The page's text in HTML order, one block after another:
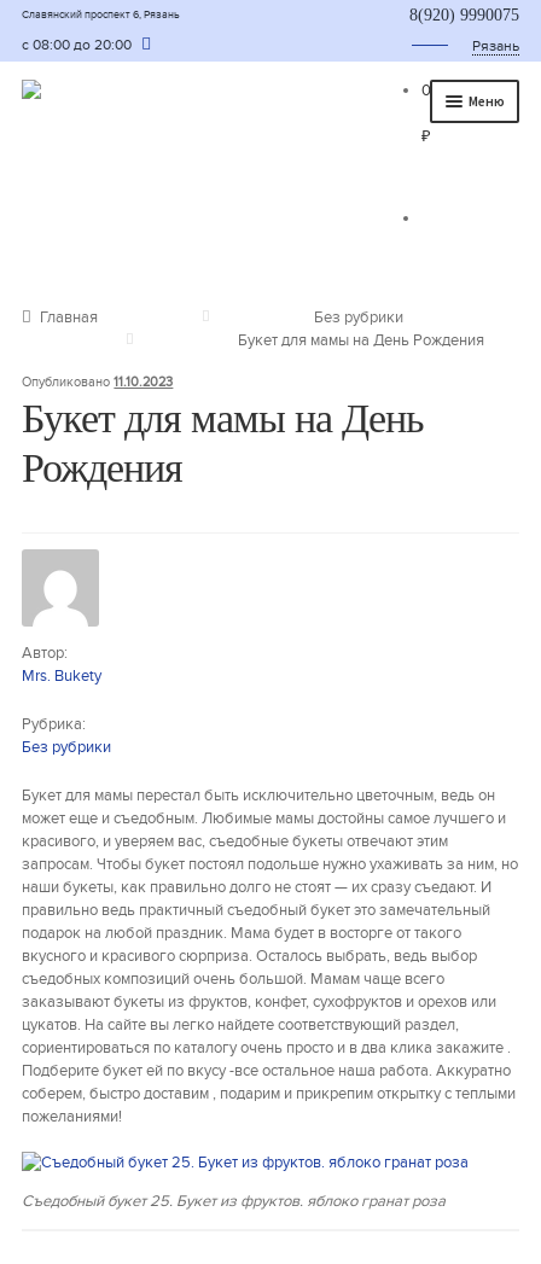
Славянский проспект 6, Рязань
с 08:00 до 20:00
8(920) 9990075
Рязань
Меню
Букеты из клубники и ягод
Овощные букеты
Детские букеты
Съедобные Корзины
Съедобные Боксы Ящики
Букеты из раков и рыбы
Доставка
Фото работ
Контакты
0
₽
Главная
Без рубрики
Букет для мамы на День Рождения
Опубликовано11.10.2023
Букет для мамы на День
Рождения
Автор:
Mrs. Bukety
Рубрика:
Без рубрики
Букет для мамы перестал быть исключительно цветочным, ведь он
может еще и съедобным. Любимые мамы достойны самое лучшего и
красивого, и уверяем вас, съедобные букеты отвечают этим
запросам. Чтобы букет постоял подольше нужно ухаживать за ним, но
наши букеты, как правильно долго не стоят — их сразу съедают. И
правильно ведь практичный съедобный букет это замечательный
подарок на любой праздник. Мама будет в восторге от такого
вкусного и красивого сюрприза. Осталось выбрать, ведь выбор
съедобных композиций очень большой. Мамам чаще всего
заказывают букеты из фруктов, конфет, сухофруктов и орехов или
цукатов. На сайте вы легко найдете соответствующий раздел,
сориентироваться по каталогу очень просто и в два клика закажите .
Подберите букет ей по вкусу -все остальное наша работа. Аккуратно
соберем, быстро доставим , подарим и прикрепим открытку с теплыми
пожеланиями!
Съедобный букет 25. Букет из фруктов. яблоко гранат роза